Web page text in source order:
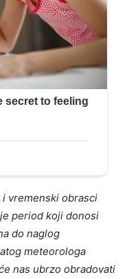
vremenski obrasci
period koji donosi
do naglog
meteorologa
nas ubrzo obradovati